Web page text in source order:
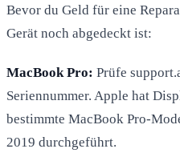
Bevor du Geld für eine
Gerät noch abgedeckt ist:
MacBook Pro: Prüfe
Seriennummer. Apple hat
bestimmte MacBook Pro-
2019 durchgeführt.